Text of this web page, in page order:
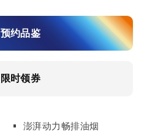
预约品鉴
限时领券
澎湃动力畅排油烟